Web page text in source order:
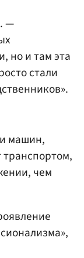
—
но и там эта
стали
машин,
чем